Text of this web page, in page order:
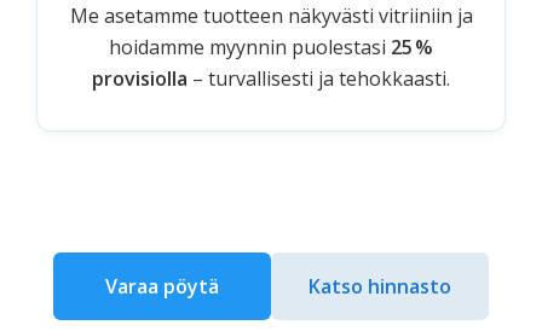
Me asetamme tuotteen näkyvästi vitriiniin ja
hoidamme myynnin puolestasi 25 %
provisiolla – turvallisesti ja tehokkaasti.
Varaa pöytä Katso hinnasto